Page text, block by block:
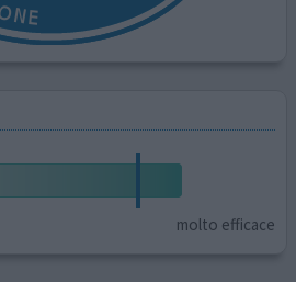
molto efficace